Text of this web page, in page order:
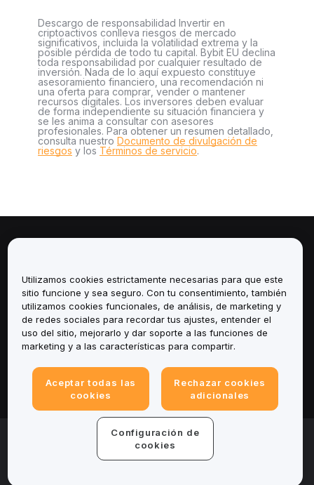
Descargo de responsabilidad Invertir en
criptoactivos conlleva riesgos de mercado
significativos, incluida la volatilidad extrema y la
posible pérdida de todo tu capital. Bybit EU declina
toda responsabilidad por cualquier resultado de
inversión. Nada de lo aquí expuesto constituye
asesoramiento financiero, una recomendación ni
una oferta para comprar, vender o mantener
recursos digitales. Los inversores deben evaluar
de forma independiente su situación financiera y
se les anima a consultar con asesores
profesionales. Para obtener un resumen detallado,
consulta nuestro Documento de divulgación de
riesgos y los Términos de servicio.
Servicios
Soporte
Productos
Legal
© 2025-2026 Bybit.eu. Todos los derechos
Utilizamos cookies estrictamente necesarias para que este
sitio funcione y sea seguro. Con tu consentimiento, también
utilizamos cookies funcionales, de análisis, de marketing y
de redes sociales para recordar tus ajustes, entender el
uso del sitio, mejorarlo y dar soporte a las funciones de
marketing y a las características para compartir.
Aceptar todas las
cookies
Rechazar cookies
adicionales
Configuración de
cookies